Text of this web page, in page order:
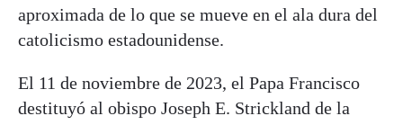
aproximada de lo que se mueve en el ala dura del
catolicismo estadounidense.
El 11 de noviembre de 2023, el Papa Francisco
destituyó al obispo Joseph E. Strickland de la